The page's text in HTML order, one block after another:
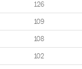
126
109
108
102